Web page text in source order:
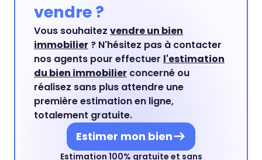
vendre ?
Vous souhaitez vendre un bien
immobilier ? N'hésitez pas à contacter
nos agents pour effectuer l'estimation
du bien immobilier concerné ou
réalisez sans plus attendre une
première estimation en ligne,
totalement gratuite.
Estimer mon bien
Estimation 100% gratuite et sans